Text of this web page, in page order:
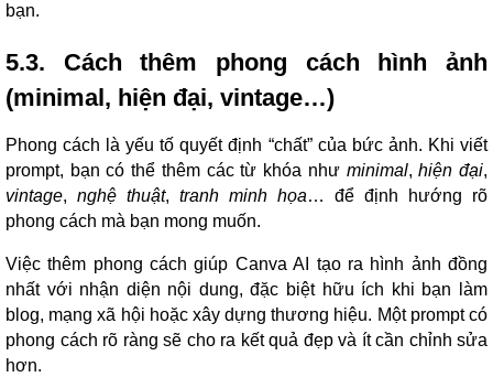
bạn.
5.3. Cách thêm phong cách hình ảnh
(minimal, hiện đại, vintage…)
Phong cách là yếu tố quyết định “chất” của bức ảnh. Khi viết
prompt, bạn có thể thêm các từ khóa như minimal,hiện đại,
vintage, nghệ thuật, tranh minh họa… để định hướng rõ
phong cách mà bạn mong muốn.
Việc thêm phong cách giúp Canva AI tạo ra hình ảnh đồng
nhất với nhận diện nội dung, đặc biệt hữu ích khi bạn làm
blog, mạng xã hội hoặc xây dựng thương hiệu. Một prompt có
phong cách rõ ràng sẽ cho ra kết quả đẹp và ít cần chỉnh sửa
hơn.